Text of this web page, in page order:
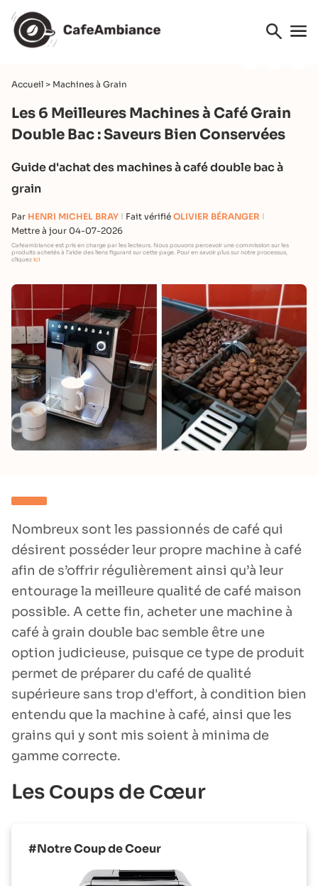
Accueil > Machines à Grain
Les 6 Meilleures Machines à Café Grain
Double Bac : Saveurs Bien Conservées
Guide d'achat des machines à café double bac à
grain
Par HENRI MICHEL BRAY Fait vérifié OLIVIER BÉRANGER
Mettre à jour 04-07-2026
Cafeambiance est pris en charge par les lecteurs. Nous pouvons percevoir une commission sur les
produits achetés à l'aide des liens figurant sur cette page. Pour en savoir plus sur notre processus,
cliquez ici
Nombreux sont les passionnés de café qui
désirent posséder leur propre machine à café
afin de s’offrir régulièrement ainsi qu’à leur
entourage la meilleure qualité de café maison
possible. A cette fin, acheter une machine à
café à grain double bac semble être une
option judicieuse, puisque ce type de produit
permet de préparer du café de qualité
supérieure sans trop d'effort, à condition bien
entendu que la machine à café, ainsi que les
grains qui y sont mis soient à minima de
gamme correcte.
Les Сoups de Сœur
#Notre Coup de Coeur